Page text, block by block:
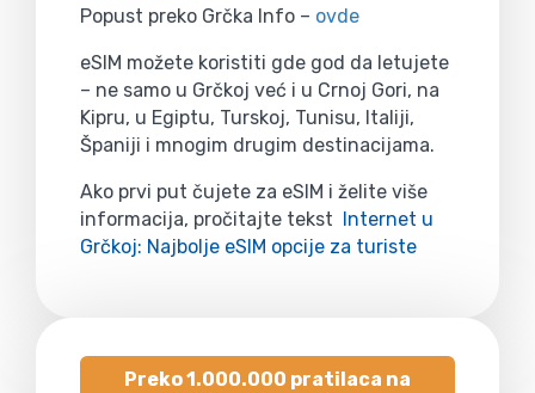
Popust preko Grčka Info – ovde
eSIM možete koristiti gde god da letujete
– ne samo u Grčkoj već i u Crnoj Gori, na
Kipru, u Egiptu, Turskoj, Tunisu, Italiji,
Španiji i mnogim drugim destinacijama.
Ako prvi put čujete za eSIM i želite više
informacija, pročitajte tekst Internet u
Grčkoj: Najbolje eSIM opcije za turiste
Preko 1.000.000 pratilaca na